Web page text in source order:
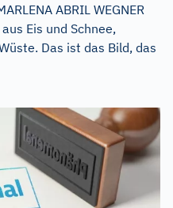
ABRIL WEGNER
Eis und Schnee,
Das ist das Bild, das